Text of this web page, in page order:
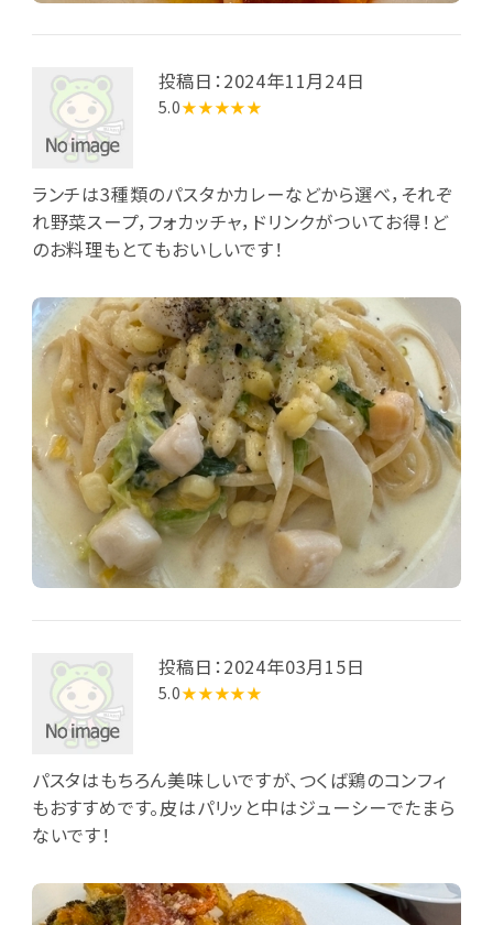
投稿日：2024年11月24日
5.0★★★★★
ランチは3種類のパスタかカレーなどから選べ，それぞ
れ野菜スープ，フォカッチャ，ドリンクがついてお得！ど
のお料理もとてもおいしいです！
投稿日：2024年03月15日
5.0★★★★★
パスタはもちろん美味しいですが、つくば鶏のコンフィ
もおすすめです。皮はパリッと中はジューシーでたまら
ないです！